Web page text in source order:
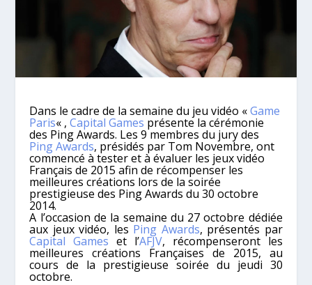
Dans le cadre de la semaine du jeu vidéo «Game
Paris« ,Capital Games présente la cérémonie
des Ping Awards. Les 9 membres du jury des
Ping Awards, présidés par Tom Novembre, ont
commencé à tester et à évaluer les jeux vidéo
Français de 2015 afin de récompenser les
meilleures créations lors de la soirée
prestigieuse des Ping Awards du 30 octobre
2014.
A l’occasion de la semaine du 27 octobre dédiée
aux jeux vidéo, les Ping Awards, présentés par
Capital Games et l’AFJV, récompenseront les
meilleures créations Françaises de 2015, au
cours de la prestigieuse soirée du jeudi 30
octobre.